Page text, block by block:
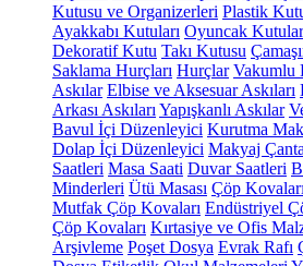
Kutusu ve Organizerleri Plastik
Ayakkabı Kutuları Oyuncak
Dekoratif Kutu Takı Kutusu
Saklama Hurçları Hurçlar Vakumlu
Askılar Elbise ve Aksesuar Askıları
Arkası Askıları Yapışkanlı Askılar
Bavul İçi Düzenleyici Kurutma
Dolap İçi Düzenleyici Makyaj
Saatleri Masa Saati Duvar Saatleri
Minderleri Ütü Masası Çöp Kovaları
Mutfak Çöp Kovaları Endüstriyel
Çöp Kovaları Kırtasiye ve Ofis
Arşivleme Poşet Dosya Evrak Rafı